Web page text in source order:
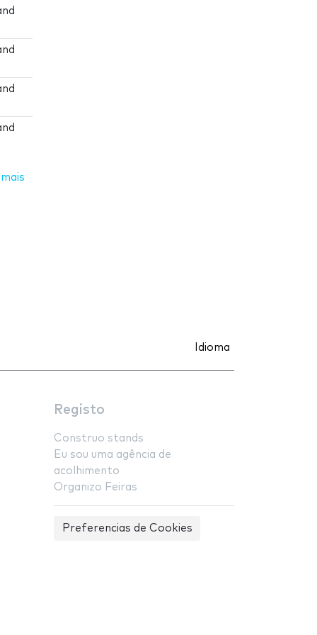
Idioma
Registo
Construo stands
Eu sou uma agência de
acolhimento
Organizo Feiras
Preferencias de Cookies